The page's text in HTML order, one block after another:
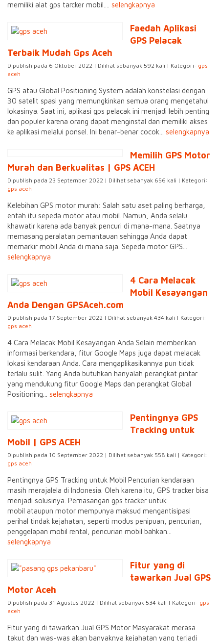
memiliki alat gps tarcker mobil.... selengkapnya
Faedah Aplikasi
GPS Pelacak
Terbaik Mudah Gps Aceh
Dipublish pada 6 Oktober 2022 | Dilihat sebanyak 592 kali | Kategori: gps
aceh
GPS atau Global Positioning System adalah konstelasi dengan
30 satelit spasi yang memungkinkan semua orang mengetahui
lokasinya. Saat ini, aplikasi gps pelacak ini menjadi lebih penting
dan populer karena orang dapat menginstal dan memiliki akses
ke aplikasi melalui ponsel. Ini benar-benar cocok... selengkapnya
Memilih GPS Motor
Murah dan Berkualitas | GPS ACEH
Dipublish pada 23 September 2022 | Dilihat sebanyak 656 kali | Kategori:
gps aceh
Kelebihan GPS motor murah: Salah satu aset paling berharga,
entah itu sepeda motor atau mobil. Namun, Anda selalu
khawatir karena ada banyak pencuri di mana-mana. Saatnya
memasang peralatan pemantauan sehingga Anda dapat
memarkir mobil Anda di mana saja. Sepeda motor GPS...
selengkapnya
4 Cara Melacak
Mobil Kesayangan
Anda Dengan GPSAceh.com
Dipublish pada 17 September 2022 | Dilihat sebanyak 434 kali | Kategori:
gps aceh
4 Cara Melacak Mobil Kesayangan Anda Selain memberikan
informasi berkendara, fitur Google Maps juga dapat melacak
lokasi kendaraan Anda. Cara mengaplikasikannya pun tidak
terlalu sulit. Yang Anda butuhkan hanyalah perangkat pintar
yang mendukung fitur Google Maps dan perangkat Global
Positioning... selengkapnya
Pentingnya GPS
Tracking untuk
Mobil | GPS ACEH
Dipublish pada 10 September 2022 | Dilihat sebanyak 558 kali | Kategori:
gps aceh
Pentingnya GPS Tracking untuk Mobil Pencurian kendaraan
masih merajalela di Indonesia. Oleh karena itu, GPS tracker bisa
menjadi solusinya. Pemasangan gps tracker untuk
mobil ataupun motor mempunya maksud mengantisipasi
perihal tindak kejahatan, seperti modus penipuan, pencurian,
penggelapan mobil rental, pencurian mobil bahkan...
selengkapnya
Fitur yang di
tawarkan Jual GPS
Motor Aceh
Dipublish pada 31 Agustus 2022 | Dilihat sebanyak 534 kali | Kategori: gps
aceh
Fitur yang di tawarkan Jual GPS Motor Masyarakat merasa
takut dan was-was akan banyaknya kejahatan yang terjadi